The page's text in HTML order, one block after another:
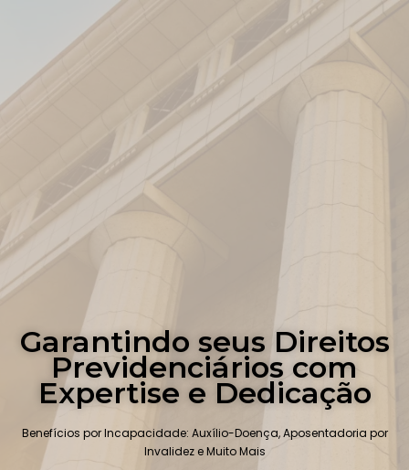
Garantindo seus Direitos
Previdenciários com
Expertise e Dedicação
Benefícios por Incapacidade: Auxílio-Doença, Aposentadoria por
Invalidez e Muito Mais